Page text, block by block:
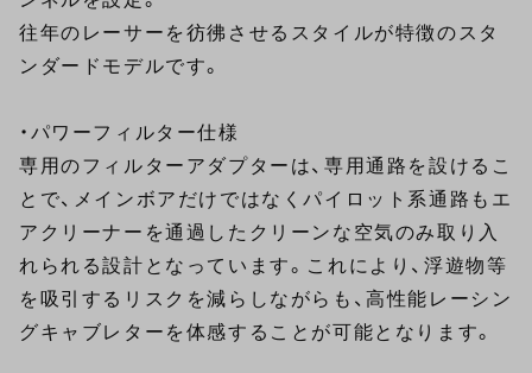
往年のレーサーを彷彿させるスタイルが特徴のスタ
ンダードモデルです。
・パワーフィルター仕様
専用のフィルターアダプターは、専用通路を設けるこ
とで、メインボアだけではなくパイロット系通路もエ
アクリーナーを通過したクリーンな空気のみ取り入
れられる設計となっています。これにより、浮遊物等
を吸引するリスクを減らしながらも、高性能レーシン
グキャブレターを体感することが可能となります。